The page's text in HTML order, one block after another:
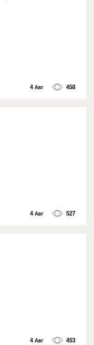
4 Авг 458
4 Авг 527
4 Авг 453